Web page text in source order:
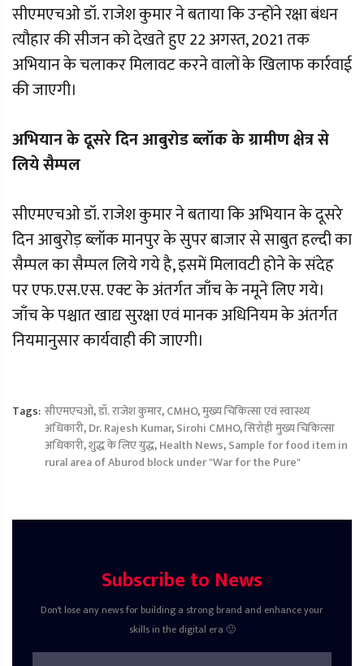
सीएमएचओ डॉ. राजेश कुमार ने बताया कि उन्होंने रक्षा बंधन
त्यौहार की सीजन को देखते हुए 22 अगस्त, 2021 तक
अभियान के चलाकर मिलावट करने वालों के खिलाफ कार्रवाई
की जाएगी।
अभियान के दूसरे दिन आबुरोड ब्लॉक के ग्रामीण क्षेत्र से
लिये सैम्पल
सीएमएचओ डॉ. राजेश कुमार ने बताया कि अभियान के दूसरे
दिन आबुरोड़ ब्लॉक मानपुर के सुपर बाजार से साबुत हल्दी का
सैम्पल का सैम्पल लिये गये है, इसमें मिलावटी होने के संदेह
पर एफ.एस.एस. एक्ट के अंतर्गत जाँच के नमूने लिए गये।
जाँच के पश्चात खाद्य सुरक्षा एवं मानक अधिनियम के अंतर्गत
नियमानुसार कार्यवाही की जाएगी।
Tags: सीएमएचओ,डॉ. राजेश कुमार,CMHO,मुख्य चिकित्सा एवं स्वास्थ्य
अधिकारी,Dr. Rajesh Kumar,Sirohi CMHO,सिरोही मुख्य चिकित्सा
अधिकारी,शुद्ध के लिए युद्ध,Health News,Sample for food item in
rural area of Aburod block under "War for the Pure"
Subscribe to News
Don't lose any news for building a strong brand and enhance your
skills in the digital era 🙂